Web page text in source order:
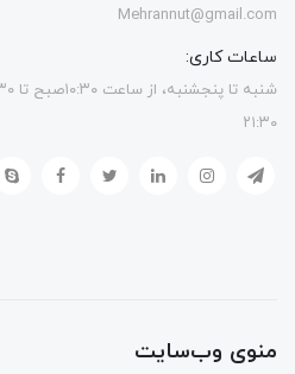
Mehrannut@gmail.com
ساعات کاری:
۲۱:۳۰
منوی وب‌سایت